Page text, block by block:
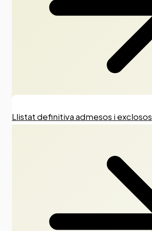
Llistat definitiva admesos i exclosos